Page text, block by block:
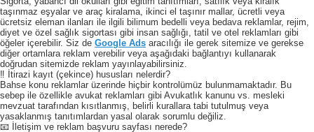
taşınmaz eşyalar ve araç kiralama, ikinci el taşınır mallar, ücretli veya
ücretsiz eleman ilanları ile ilgili bilimum bedelli veya bedava reklamlar, rejim,
diyet ve özel sağlık sigortası gibi insan sağlığı, tatil ve otel reklamları gibi
öğeler içerebilir. Siz de Google Ads aracılığı ile gerek sitemize ve gerekse
diğer ortamlara reklam verebilir veya aşağıdaki bağlantıyı kullanarak
doğrudan sitemizde reklam yayınlayabilirsiniz.
‼️ İtirazi kayıt (çekince) hususları nelerdir?
Bahse konu reklamlar üzerinde hiçbir kontrolümüz bulunmamaktadır. Bu
sebep ile özellikle avukat reklamları gibi Avukatlık kanunu vs. mesleki
mevzuat tarafından kısıtlanmış, belirli kurallara tabi tutulmuş veya
yasaklanmış tanıtımlardan yasal olarak sorumlu değiliz.
📧 İletişim ve reklam başvuru sayfası nerede?